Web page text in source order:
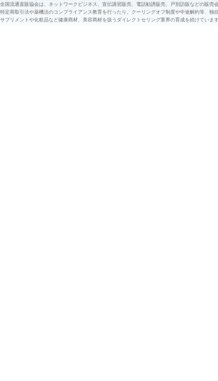
全国流通直販協会は、ネットワークビジネス、宣伝講習販売、電話勧誘販売、戸別訪販などの販売
特定商取引法や薬機法のコンプライアンス教育を行ったり、クーリングオフ制度や中途解約等、
サプリメントや化粧品など健康商材、美容商材を扱うダイレクトセリング業界の育成を続けていま